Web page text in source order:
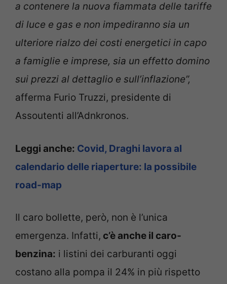
a contenere la nuova fiammata delle tariffe
di luce e gas e non impediranno sia un
ulteriore rialzo dei costi energetici in capo
a famiglie e imprese, sia un effetto domino
sui prezzi al dettaglio e sull’inflazione”,
afferma Furio Truzzi, presidente di
Assoutenti all’Adnkronos.
Leggi anche: Covid, Draghi lavora al
calendario delle riaperture: la possibile
road-map
Il caro bollette, però, non è l’unica
emergenza. Infatti, c’è anche il caro-
benzina: i listini dei carburanti oggi
costano alla pompa il 24% in più rispetto